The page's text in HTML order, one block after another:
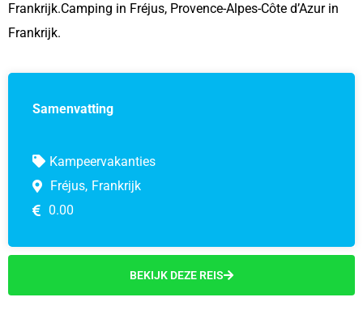
Frankrijk.Camping in Fréjus, Provence-Alpes-Côte d’Azur in
Frankrijk.
Samenvatting
Kampeervakanties
Fréjus, Frankrijk
0.00
BEKIJK DEZE REIS